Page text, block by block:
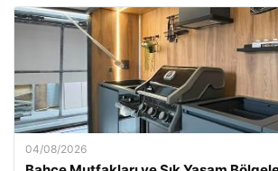
04/08/2026